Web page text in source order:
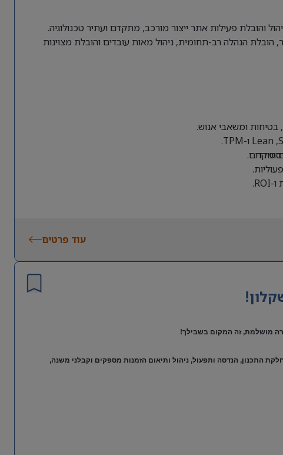
והובלת פעילות אתר ייצור מורכב, מתקדם ועתיר טכנולוגיה.
הנהלה רב-תחומית, ניהול מאות עובדים והובלת מצוינות
בטיחות ומשאבי אנוש.
ומדדים.
עוד פרטים
מושלמת, זה המקום בשבילך!
התכנון, הנדסה ותפעול, ניהול ותיאום הזמנות מספקים וקבלני משנה,